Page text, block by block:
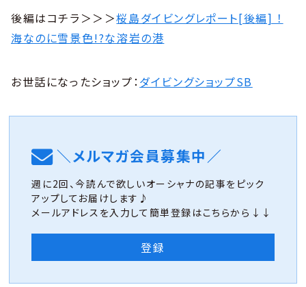
後編はコチラ＞＞＞桜島ダイビングレポート[後編] ！
海なのに雪景色!?な溶岩の港
お世話になったショップ：ダイビングショップSB
＼メルマガ会員募集中／
週に2回、今読んで欲しいオーシャナの記事をピック
アップしてお届けします♪
メールアドレスを入力して簡単登録はこちらから↓↓
登録